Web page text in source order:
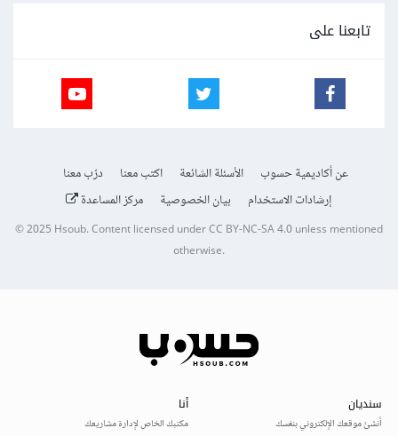
تابعنا على
عن أكاديمية حسوب الأسئلة الشائعة اكتب معنا
درّب معنا
إرشادات الاستخدام
بيان الخصوصية مركز المساعدة
© 2025Hsoub.Content licensed underCC BY-NC-SA 4.0unless mentioned
otherwise.